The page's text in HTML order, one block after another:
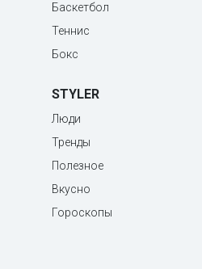
Баскетбол
Теннис
Бокс
STYLER
Люди
Тренды
Полезное
Вкусно
Гороскопы